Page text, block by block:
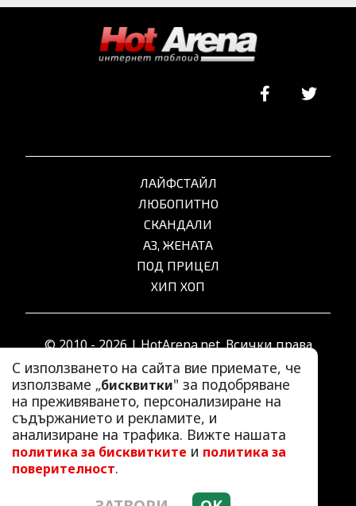
С използването на сайта вие приемате, че
използваме „бисквитки" за подобряване
на преживяването, персонализиране на
съдържанието и рекламите, и
анализиране на трафика. Вижте нашата
политика за бисквитките и политика за
поверителност.
ЛАЙФСТАЙЛ
ЛЮБОПИТНО
СКАНДАЛИ
АЗ, ЖЕНАТА
ПОД ПРИЦЕЛ
ХИП ХОП
© 2010 - 2026 | HotArena.net. Всички права
запазени.
РЕКЛАМА
КОНТАКТИ
ОБЩИ УСЛОВИЯ
ПОЛИТИКА ЗА ПОВЕРИТЕЛНОСТ
ПОЛИТИКА ЗА БИСКВИТКИТЕ